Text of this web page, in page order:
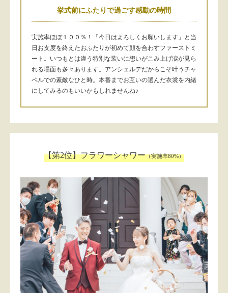
挙式前にふたりで過ごす感動の時間
実施率ほぼ１００％！「今日はよろしくお願いします」と当
日お支度を終えたおふたりが初めて顔を合わすファーストミ
ート。いつもとは違う特別な装いに想いがこみ上げ涙が見ら
れる場面も多々あります。アンシェルデだからこそ叶うチャ
ペルでの素敵なひと時。本番までお互いの選んだ衣裳を内緒
にしてみるのもいいかもしれませんね♪
【第2位】フラワーシャワー（実施率80%）